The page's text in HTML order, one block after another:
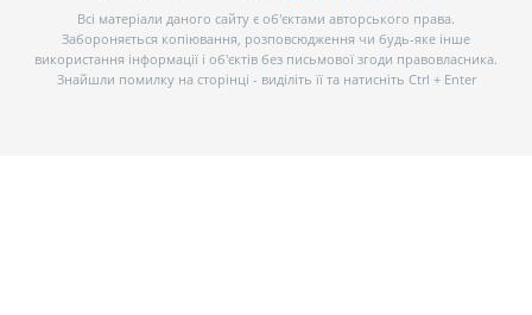
Всі матеріали даного сайту є об’єктами авторського права.
Забороняється копіювання, розповсюдження чи будь-яке інше
використання інформації і об’єктів без письмової згоди правовласника.
Знайшли помилку на сторінці - виділіть її та натисніть Ctrl + Enter